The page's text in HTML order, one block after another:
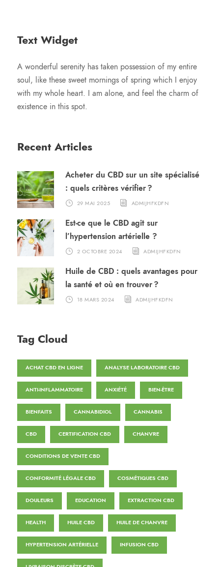
Text Widget
A wonderful serenity has taken possession of my entire
soul, like these sweet mornings of spring which I enjoy
with my whole heart. I am alone, and feel the charm of
existence in this spot.
Recent Articles
Acheter du CBD sur un site spécialisé
: quels critères vérifier ?
29 MAI 2025 ADMIJHFKDFN
Est-ce que le CBD agit sur
l’hypertension artérielle ?
2 OCTOBRE 2024 ADMIJHFKDFN
Huile de CBD : quels avantages pour
la santé et où en trouver ?
18 MARS 2024 ADMIJHFKDFN
Tag Cloud
ACHAT CBD EN LIGNE ANALYSE LABORATOIRE CBD
ANTI-INFLAMMATOIRE ANXIÉTÉ BIEN-ÊTRE
BIENFAITS CANNABIDIOL CANNABIS
CBD CERTIFICATION CBD CHANVRE
CONDITIONS DE VENTE CBD
CONFORMITÉ LÉGALE CBD COSMÉTIQUES CBD
DOULEURS EDUCATION EXTRACTION CBD
HEALTH HUILE CBD HUILE DE CHANVRE
HYPERTENSION ARTÉRIELLE INFUSION CBD